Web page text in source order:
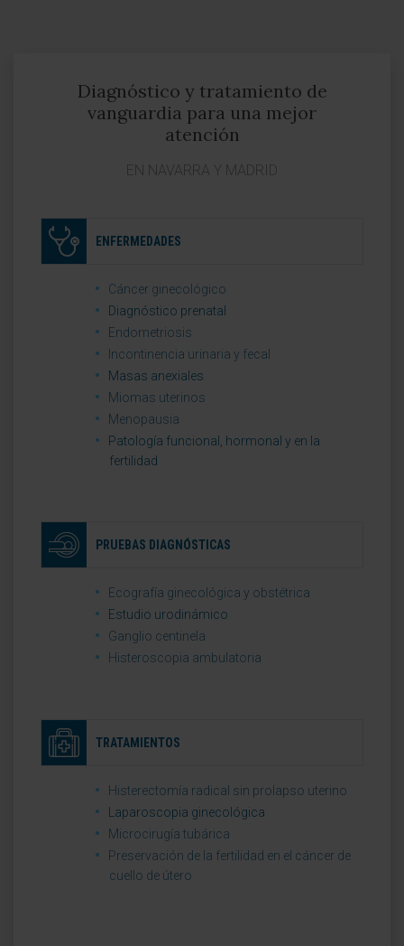
Diagnóstico y tratamiento de
vanguardia para una mejor
atención
EN NAVARRA Y MADRID
ENFERMEDADES
Cáncer ginecológico
Diagnóstico prenatal
Endometriosis
Incontinencia urinaria y fecal
Masas anexiales
Miomas uterinos
Menopausia
Patología funcional, hormonal y en la
fertilidad
PRUEBAS DIAGNÓSTICAS
Ecografía ginecológica y obstétrica
Estudio urodinámico
Ganglio centinela
Histeroscopia ambulatoria
TRATAMIENTOS
Histerectomía radical sin prolapso uterino
Laparoscopia ginecológica
Microcirugía tubárica
Preservación de la fertilidad en el cáncer de
cuello de útero